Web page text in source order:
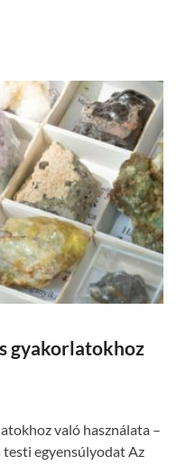
gyakorlatokhoz
való használata –
egyensúlyodat Az